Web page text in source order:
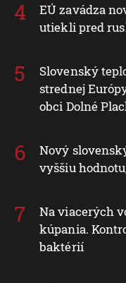
EÚ zavádza
utiekli pred
Slovenský
strednej
obci Dolné
Nový
vyššiu
Na viacerých
kúpania.
baktérií